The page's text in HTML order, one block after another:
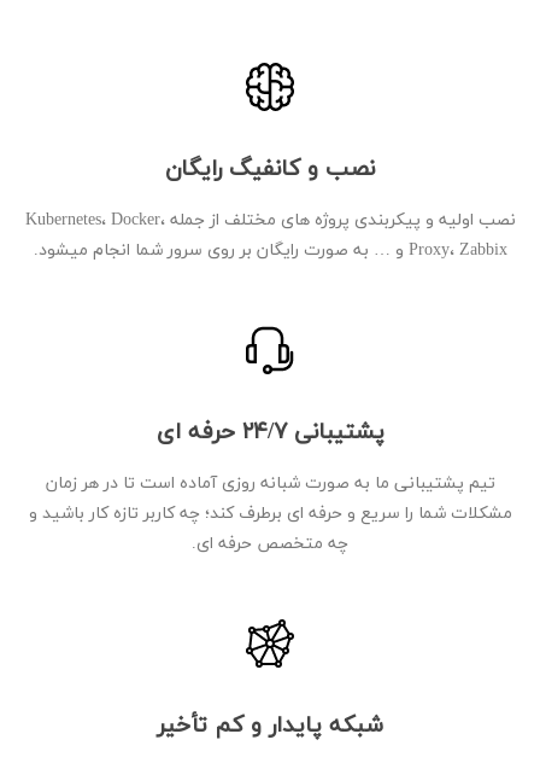
نصب و کانفیگ رایگان
نصب اولیه و پیکربندی پروژه های مختلف از جمله Kubernetes، Docker،
Proxy، Zabbix و … به صورت رایگان بر روی سرور شما انجام میشود.
پشتیبانی ۲۴/۷ حرفه ای
تیم پشتیبانی ما به صورت شبانه روزی آماده است تا در هر زمان
مشکلات شما را سریع و حرفه ای برطرف کند؛ چه کاربر تازه کار باشید و
چه متخصص حرفه ای.
شبکه پایدار و کم تأخیر